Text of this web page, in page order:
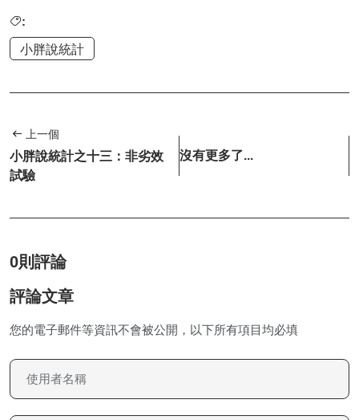
:
小胖說統計
上一個
小胖說統計之十三：非劣效
試驗
沒有更多了...
0則評論
評論文章
您的電子郵件等資訊不會被公開，以下所有項目均必填